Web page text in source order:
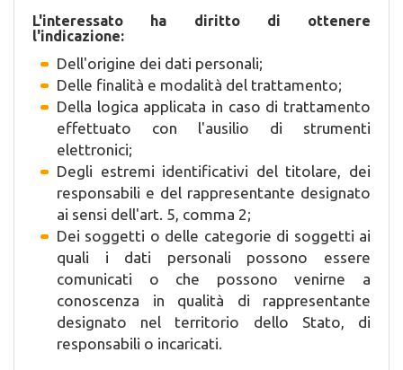
L'interessato ha diritto di ottenere
l'indicazione:
Dell'origine dei dati personali;
Delle finalità e modalità del trattamento;
Della logica applicata in caso di trattamento
effettuato con l'ausilio di strumenti
elettronici;
Degli estremi identificativi del titolare, dei
responsabili e del rappresentante designato
ai sensi dell'art. 5, comma 2;
Dei soggetti o delle categorie di soggetti ai
quali i dati personali possono essere
comunicati o che possono venirne a
conoscenza in qualità di rappresentante
designato nel territorio dello Stato, di
responsabili o incaricati.